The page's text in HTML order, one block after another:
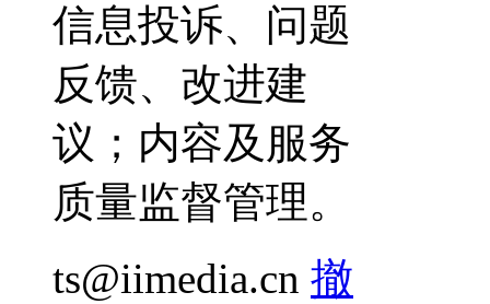
信息投诉、问题
反馈、改进建
议；内容及服务
质量监督管理。
ts@iimedia.cn 撤